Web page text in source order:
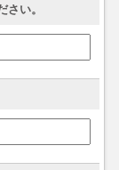
い。